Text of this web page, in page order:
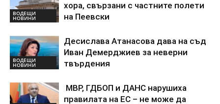
ВОДЕЩИ
НОВИНИ
хора, свързани с частните полети
на Пеевски
ВОДЕЩИ
НОВИНИ
Десислава Атанасова дава на съд
Иван Демерджиев за неверни
твърдения
МВР, ГДБОП и ДАНС нарушиха
правилата на ЕС – не може да